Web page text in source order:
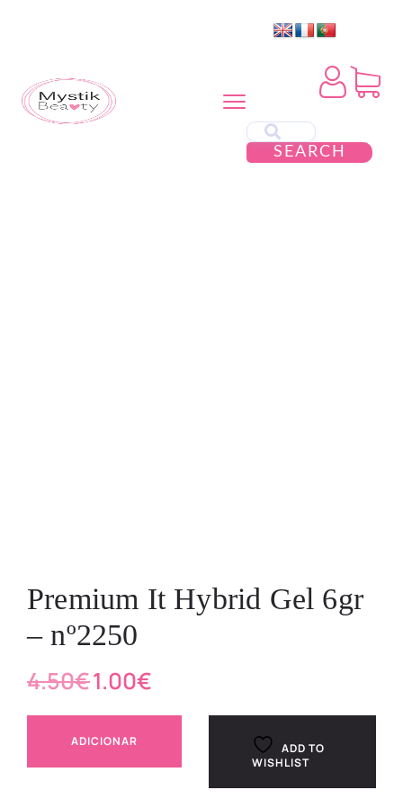
SEARCH
Premium It Hybrid Gel 6gr
– nº2250
4.50€1.00€
ADICIONAR
ADD TO
WISHLIST